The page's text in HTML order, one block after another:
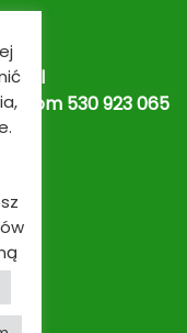
kom 530 923 065